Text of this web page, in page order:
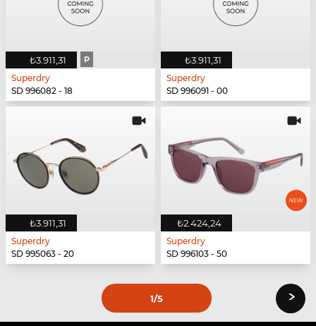
₺3.911,31 P
Superdry
SD 996082 - 18
₺3.911,31
Superdry
SD 996091 - 00
₺3.911,31
Superdry
SD 995063 - 20
₺2.424,24
Superdry
SD 996103 - 50
1/5 ›